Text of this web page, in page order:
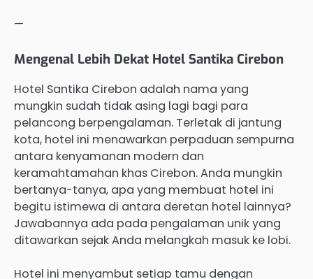
—
Mengenal Lebih Dekat Hotel Santika Cirebon
Hotel Santika Cirebon adalah nama yang
mungkin sudah tidak asing lagi bagi para
pelancong berpengalaman. Terletak di jantung
kota, hotel ini menawarkan perpaduan sempurna
antara kenyamanan modern dan
keramahtamahan khas Cirebon. Anda mungkin
bertanya-tanya, apa yang membuat hotel ini
begitu istimewa di antara deretan hotel lainnya?
Jawabannya ada pada pengalaman unik yang
ditawarkan sejak Anda melangkah masuk ke lobi.
Hotel ini menyambut setiap tamu dengan